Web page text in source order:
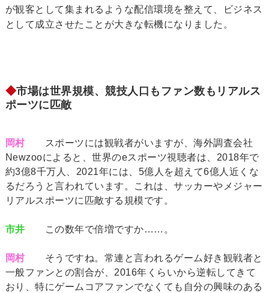
が観客として集まれるような配信環境を整えて、ビジネス
として成立させたことが大きな転機になりました。
◆市場は世界規模、競技人口もファン数もリアルス
ポーツに匹敵
岡村スポーツには観戦者がいますが、海外調査会社
Newzooによると、世界のeスポーツ視聴者は、2018年で
約3億8千万人、2021年には、5億人を超えて6億人近くな
るだろうと言われています。これは、サッカーやメジャー
リアルスポーツに匹敵する規模です。
市井 この数年で倍増ですか……。
岡村そうですね。常連と言われるゲーム好き観戦者と
一般ファンとの割合が、2016年くらいから逆転してきて
おり、特にゲームコアファンでなくても自分の興味のある